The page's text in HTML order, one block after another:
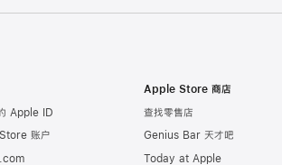
Apple ID
账户
Apple Store 商店
查找零售店
Genius Bar 天才吧
Today at Apple